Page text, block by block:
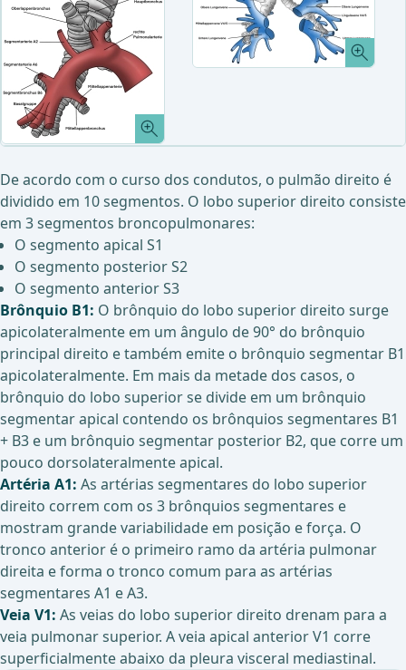
De acordo com o curso dos condutos, o pulmão direito é
dividido em 10 segmentos. O lobo superior direito consiste
em 3 segmentos broncopulmonares:
O segmento apical S1
O segmento posterior S2
O segmento anterior S3
Brônquio B1: O brônquio do lobo superior direito surge
apicolateralmente em um ângulo de 90° do brônquio
principal direito e também emite o brônquio segmentar B1
apicolateralmente. Em mais da metade dos casos, o
brônquio do lobo superior se divide em um brônquio
segmentar apical contendo os brônquios segmentares B1
+ B3 e um brônquio segmentar posterior B2, que corre um
pouco dorsolateralmente apical.
Artéria A1: As artérias segmentares do lobo superior
direito correm com os 3 brônquios segmentares e
mostram grande variabilidade em posição e força. O
tronco anterior é o primeiro ramo da artéria pulmonar
direita e forma o tronco comum para as artérias
segmentares A1 e A3.
Veia V1: As veias do lobo superior direito drenam para a
veia pulmonar superior. A veia apical anterior V1 corre
superficialmente abaixo da pleura visceral mediastinal.